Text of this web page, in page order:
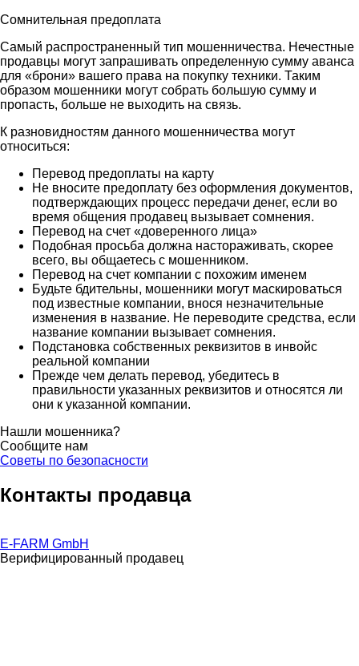
Сомнительная предоплата
Самый распространенный тип мошенничества. Нечестные
продавцы могут запрашивать определенную сумму аванса
для «брони» вашего права на покупку техники. Таким
образом мошенники могут собрать большую сумму и
пропасть, больше не выходить на связь.
К разновидностям данного мошенничества могут
относиться:
Перевод предоплаты на карту
Не вносите предоплату без оформления документов,
подтверждающих процесс передачи денег, если во
время общения продавец вызывает сомнения.
Перевод на счет «доверенного лица»
Подобная просьба должна настораживать, скорее
всего, вы общаетесь с мошенником.
Перевод на счет компании с похожим именем
Будьте бдительны, мошенники могут маскироваться
под известные компании, внося незначительные
изменения в название. Не переводите средства, если
название компании вызывает сомнения.
Подстановка собственных реквизитов в инвойс
реальной компании
Прежде чем делать перевод, убедитесь в
правильности указанных реквизитов и относятся ли
они к указанной компании.
Нашли мошенника?
Сообщите нам
Советы по безопасности
Контакты продавца
E-FARM GmbH
Верифицированный продавец